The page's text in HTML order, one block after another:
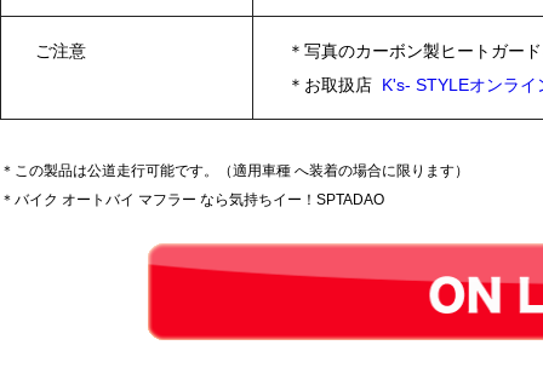
ご注意
＊写真のカーボン製ヒートガー
＊お取扱店 K's- STYLEオンライ
＊この製品は公道走行可能です。（適用車種 へ装着の場合に限ります）
＊バイク オートバイ マフラー なら気持ちイー！SPTADAO